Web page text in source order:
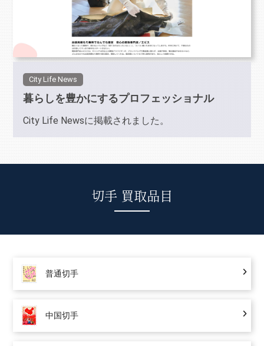
City Life News
暮らしを豊かにするプロフェッショナル
City Life Newsに掲載されました。
切手 買取品目
普通切手
中国切手